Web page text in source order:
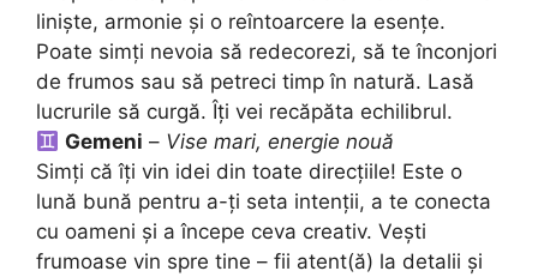
liniște, armonie și o reîntoarcere la esențe.
Poate simți nevoia să redecorezi, să te înconjori
de frumos sau să petreci timp în natură. Lasă
lucrurile să curgă. Îți vei recăpăta echilibrul.
Gemeni – Vise mari, energie nouă
Simți că îți vin idei din toate direcțiile! Este o
lună bună pentru a-ți seta intenții, a te conecta
cu oameni și a începe ceva creativ. Vești
frumoase vin spre tine – fii atent(ă) la detalii și